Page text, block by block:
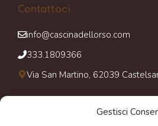
Gestisci
Contattaci
info@cascinadellorso.com
333.1809366
Via San Martino, 62039